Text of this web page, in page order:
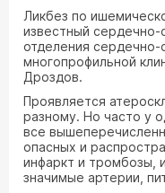
Ликбез по
известный
отделения сердечно-
многопрофильной
Дроздов.
Проявляется
разному. Но часто у
все
опасных и
инфаркт и тромбозы,
значимые артерии,